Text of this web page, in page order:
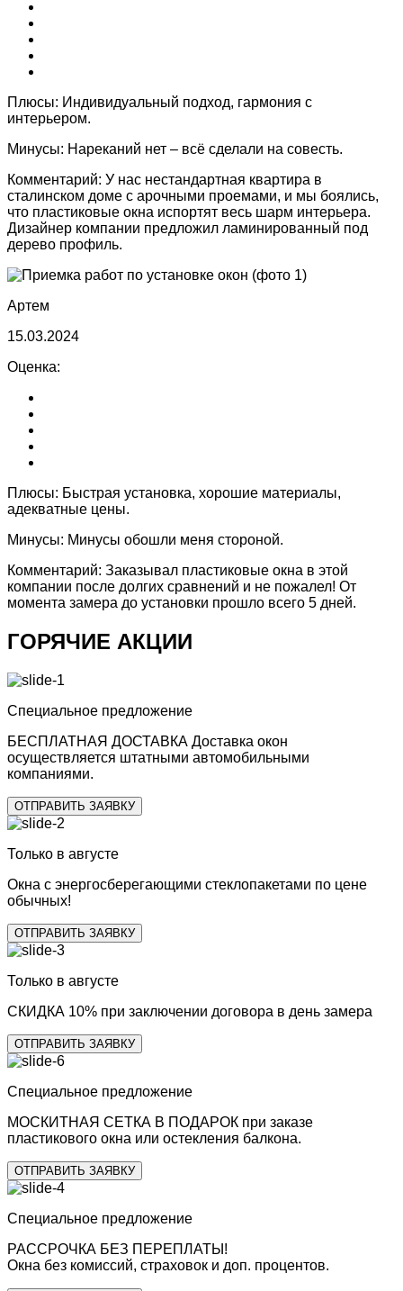
Плюсы: Индивидуальный подход, гармония с
интерьером.
Минусы: Нареканий нет – всё сделали на совесть.
Комментарий: У нас нестандартная квартира в
сталинском доме с арочными проемами, и мы боялись,
что пластиковые окна испортят весь шарм интерьера.
Дизайнер компании предложил ламинированный под
дерево профиль.
Артем
15.03.2024
Оценка:
Плюсы: Быстрая установка, хорошие материалы,
адекватные цены.
Минусы: Минусы обошли меня стороной.
Комментарий: Заказывал пластиковые окна в этой
компании после долгих сравнений и не пожалел! От
момента замера до установки прошло всего 5 дней.
ГОРЯЧИЕ АКЦИИ
Специальное предложение
БЕСПЛАТНАЯ ДОСТАВКА Доставка окон
осуществляется штатными автомобильными
компаниями.
ОТПРАВИТЬ ЗАЯВКУ
Только в августе
Окна с энергосберегающими стеклопакетами по цене
обычных!
ОТПРАВИТЬ ЗАЯВКУ
Только в августе
СКИДКА 10% при заключении договора в день замера
ОТПРАВИТЬ ЗАЯВКУ
Специальное предложение
МОСКИТНАЯ СЕТКА В ПОДАРОК при заказе
пластикового окна или остекления балкона.
ОТПРАВИТЬ ЗАЯВКУ
Специальное предложение
РАССРОЧКА БЕЗ ПЕРЕПЛАТЫ!
Окна без комиссий, страховок и доп. процентов.